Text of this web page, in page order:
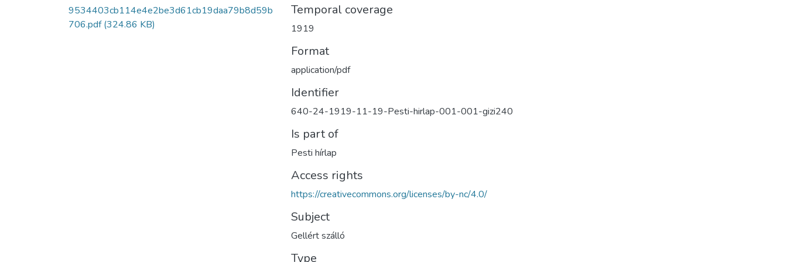
9534403cb114e4e2be3d61cb19daa79b8d59b
706.pdf(324.86 KB)
Temporal coverage
1919
Format
application/pdf
Identifier
640-24-1919-11-19-Pesti-hirlap-001-001-gizi240
Is part of
Pesti hírlap
Access rights
https://creativecommons.org/licenses/by-nc/4.0/
Subject
Gellért szálló
Type